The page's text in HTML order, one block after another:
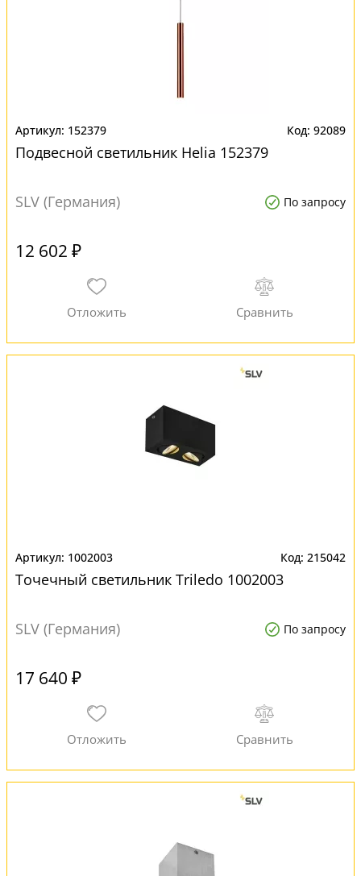
152379 92089
Подвесной светильник Helia 152379
SLV (Германия) По запросу
12 602 ₽
1002003 215042
Точечный светильник Triledo 1002003
SLV (Германия) По запросу
17 640 ₽